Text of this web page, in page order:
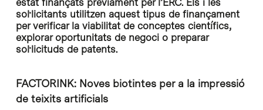
estat finançats prèviament per l’ERC. Els i les
sol·licitants utilitzen aquest tipus de finançament
per verificar la viabilitat de conceptes científics,
explorar oportunitats de negoci o preparar
sol·licituds de patents.
FACTORINK: Noves biotintes per a la impressió
de teixits artificials